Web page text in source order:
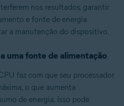
nos resultados, garantir
e fonte de energia
a manutenção do dispositivo.
uma fonte de alimentação
faz com que seu processador
o que aumenta
de energia. Isso pode